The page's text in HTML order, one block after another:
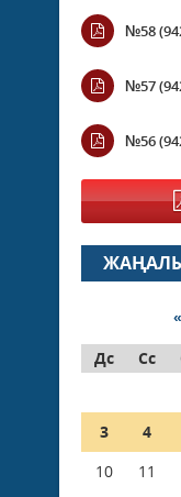
№58
№57
№56
«
Дс
Сс
3
4
10
11